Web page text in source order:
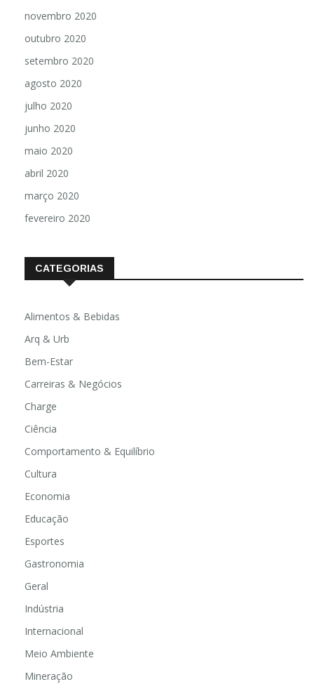
novembro 2020
outubro 2020
setembro 2020
agosto 2020
julho 2020
junho 2020
maio 2020
abril 2020
março 2020
fevereiro 2020
CATEGORIAS
Alimentos & Bebidas
Arq & Urb
Bem-Estar
Carreiras & Negócios
Charge
Ciência
Comportamento & Equilíbrio
Cultura
Economia
Educação
Esportes
Gastronomia
Geral
Indústria
Internacional
Meio Ambiente
Mineração